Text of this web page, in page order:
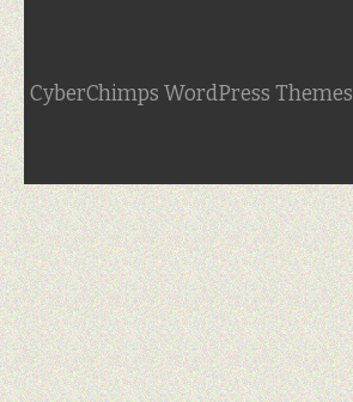
CyberChimps WordPress Themes